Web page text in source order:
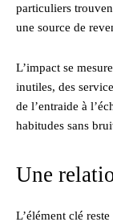
particuliers
une source de
L’impact se
inutiles, des
de l’entraide à
habitudes sans
Une
L’élément clé